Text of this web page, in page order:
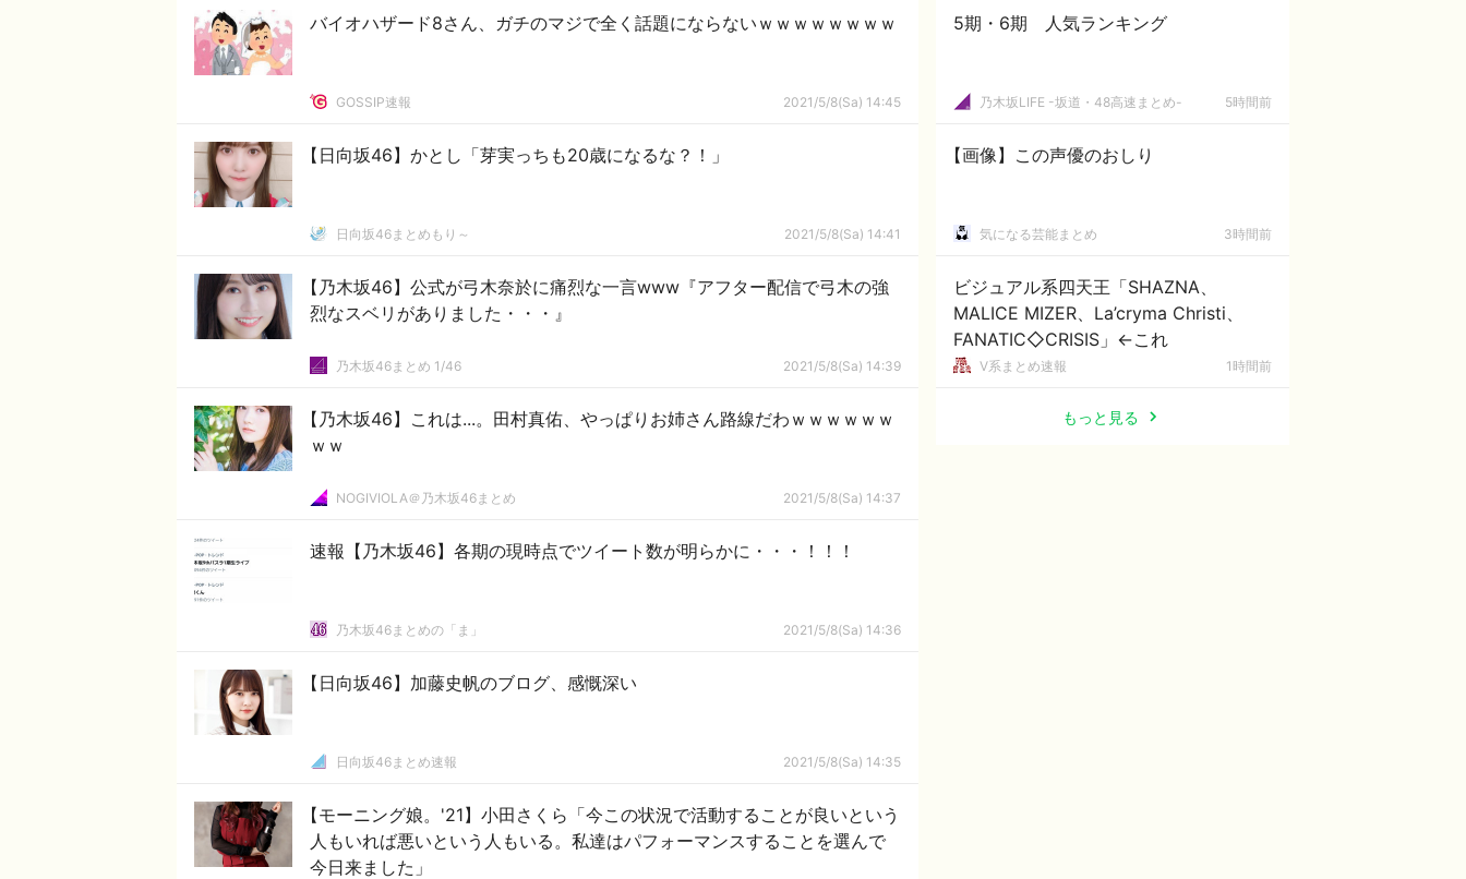
バイオハザード8さん、ガチのマジで全く話題にならないｗｗｗｗｗｗｗｗ
GOSSIP速報 2021/5/8(Sa) 14:45
【日向坂46】かとし「芽実っちも20歳になるな？！」
日向坂46まとめもり～ 2021/5/8(Sa) 14:41
【乃木坂46】公式が弓木奈於に痛烈な一言www『アフター配信で弓木の強
烈なスベリがありました・・・』
乃木坂46まとめ 1/46 2021/5/8(Sa) 14:39
【乃木坂46】これは...。田村真佑、やっぱりお姉さん路線だわｗｗｗｗｗｗ
ｗｗ
NOGIVIOLA＠乃木坂46まとめ 2021/5/8(Sa) 14:37
速報【乃木坂46】各期の現時点でツイート数が明らかに・・・！！！
乃木坂46まとめの「ま」 2021/5/8(Sa) 14:36
【日向坂46】加藤史帆のブログ、感慨深い
日向坂46まとめ速報 2021/5/8(Sa) 14:35
【モーニング娘。'21】小田さくら「今この状況で活動することが良いという
人もいれば悪いという人もいる。私達はパフォーマンスすることを選んで
今日来ました」
5期・6期 人気ランキング
乃木坂LIFE -坂道・48高速まとめ- 5時間前
【画像】この声優のおしり
気になる芸能まとめ 3時間前
ビジュアル系四天王「SHAZNA、
MALICE MIZER、La’cryma Christi、
FANATIC◇CRISIS」←これ
V系まとめ速報 1時間前
もっと見る